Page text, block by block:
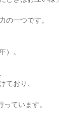
の一つです。
）。
ており、
ています。